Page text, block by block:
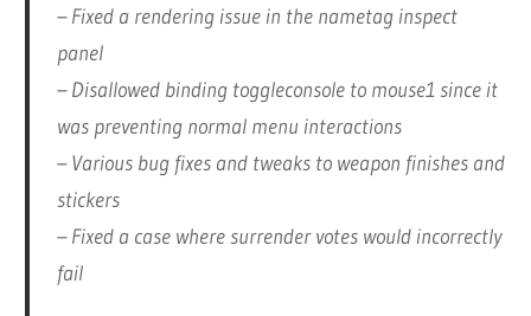
– Fixed a rendering issue in the nametag inspect
panel
– Disallowed binding toggleconsole to mouse1 since it
was preventing normal menu interactions
– Various bug fixes and tweaks to weapon finishes and
stickers
– Fixed a case where surrender votes would incorrectly
fail